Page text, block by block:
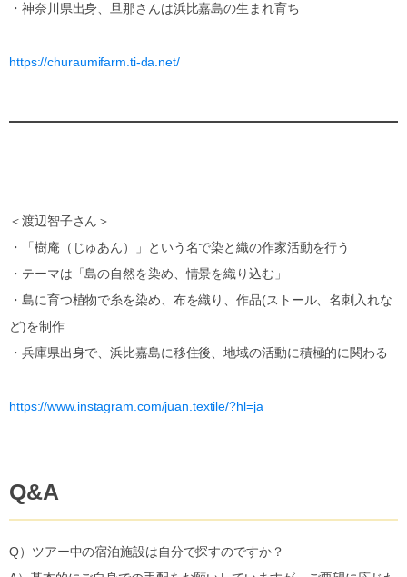
・神奈川県出身、旦那さんは浜比嘉島の生まれ育ち
https://churaumifarm.ti-da.net/
＜渡辺智子さん＞
・「樹庵（じゅあん）」という名で染と織の作家活動を行う
・テーマは「島の自然を染め、情景を織り込む」
・島に育つ植物で糸を染め、布を織り、作品(ストール、名刺入れな
ど)を制作
・兵庫県出身で、浜比嘉島に移住後、地域の活動に積極的に関わる
https://www.instagram.com/juan.textile/?hl=ja
Q&A
Q）ツアー中の宿泊施設は自分で探すのですか？